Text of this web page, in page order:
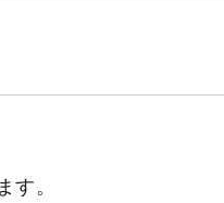
す。